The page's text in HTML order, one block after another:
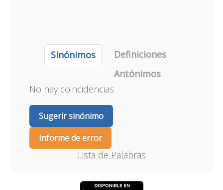
Sinónimos
Definiciones
Antónimos
No hay coincidencias
Sugerir sinónimo
Informe de error
Lista de Palabras